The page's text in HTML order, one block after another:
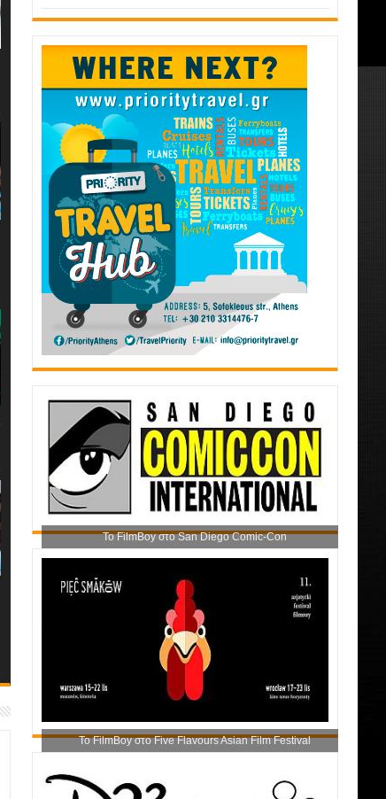
Το FilmBoy στο San Diego Comic-Con
Το FilmBoy στο Five Flavours Asian Film Festival